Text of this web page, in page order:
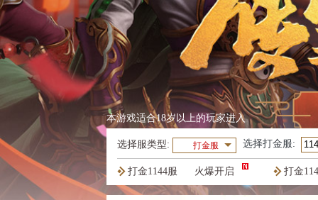
本游戏适合18岁以上的玩家进入
选择服类型: 打金服 选择打金服:
火爆开启
打金1144服 打金
火爆开启
打金1141服 打金